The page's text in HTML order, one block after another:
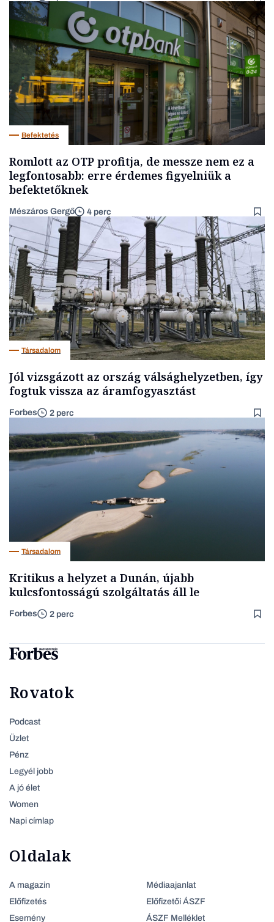
Befektetés
Romlott az OTP profitja, de messze nem ez a
legfontosabb: erre érdemes figyelniük a
befektetőknek
Mészáros Gergő 4 perc
Társadalom
Jól vizsgázott az ország válsághelyzetben, így
fogtuk vissza az áramfogyasztást
Forbes 2 perc
Társadalom
Kritikus a helyzet a Dunán, újabb
kulcsfontosságú szolgáltatás áll le
Forbes 2 perc
Rovatok
Podcast
Üzlet
Pénz
Legyél jobb
A jó élet
Women
Napi címlap
Oldalak
A magazin
Előfizetés
Esemény
Médiaajanlat
Előfizetői ÁSZF
ÁSZF Melléklet